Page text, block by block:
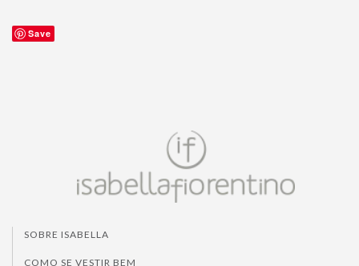
Save
SOBRE ISABELLA
COMO SE VESTIR BEM